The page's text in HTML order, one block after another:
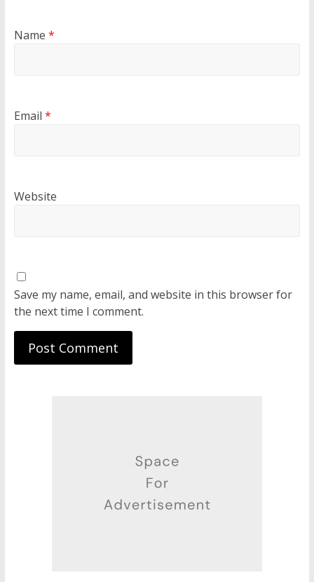
Name *
Email *
Website
Save my name, email, and website in this browser for
the next time I comment.